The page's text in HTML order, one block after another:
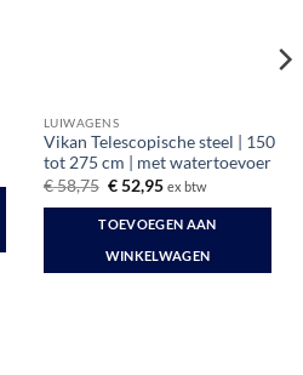
LUIWAGENS
Vikan Telescopische steel | 150
tot 275 cm | met watertoevoer
€58,75 Oorspronkelijke
was:
€ 58,75.
€52,95Huidige
is:
€ 52,95.
ex btw
TOEVOEGEN AAN
WINKELWAGEN